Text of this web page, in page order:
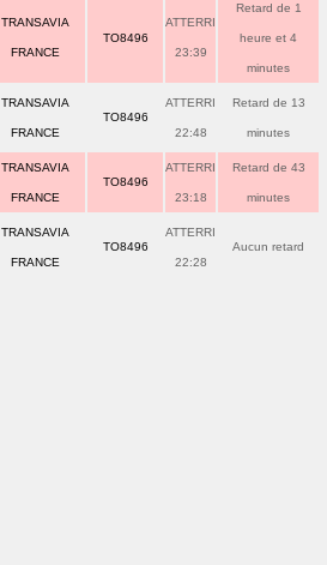
TRANSAVIA
FRANCE
TO8496
ATTERRI
23:39
Retard de 1
heure et 4
minutes
TRANSAVIA
FRANCE
TO8496
ATTERRI
22:48
Retard de 13
minutes
TRANSAVIA
FRANCE
TO8496
ATTERRI
23:18
Retard de 43
minutes
TRANSAVIA
FRANCE
TO8496
ATTERRI
22:28
Aucun retard